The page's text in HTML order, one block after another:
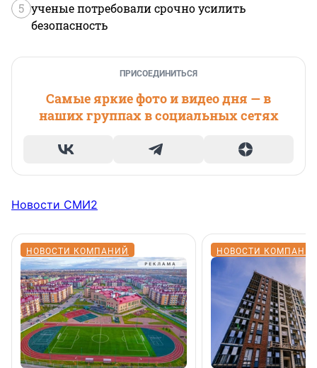
5 ученые потребовали срочно усилить
безопасность
ПРИСОЕДИНИТЬСЯ
Самые яркие фото и видео дня — в
наших группах в социальных сетях
Новости СМИ2
НОВОСТИ КОМПАНИЙ НОВОСТИ